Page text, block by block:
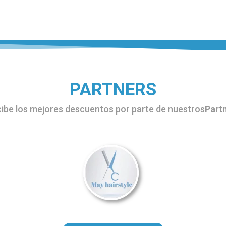
PARTNERS
los mejores descuentos por parte de nuestros